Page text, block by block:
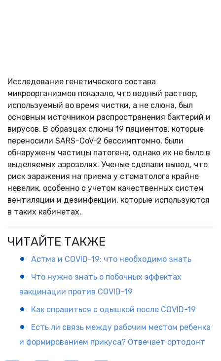
Исследование генетического состава
микроорганизмов показало, что водный раствор,
используемый во время чистки, а не слюна, был
основным источником распространения бактерий и
вирусов. В образцах слюны 19 пациентов, которые
переносили SARS-CoV-2 бессимптомно, были
обнаружены частицы патогена, однако их не было в
выделяемых аэрозолях. Ученые сделали вывод, что
риск заражения на приема у стоматолога крайне
невелик, особенно с учетом качественных систем
вентиляции и дезинфекции, которые используются
в таких кабинетах.
ЧИТАЙТЕ ТАКЖЕ
Астма и COVID-19: что необходимо знать
Что нужно знать о побочных эффектах
вакцинации против COVID-19
Как справиться с одышкой после COVID-19
Есть ли связь между рабочим местом ребенка
и формированием прикуса? Отвечает ортодонт